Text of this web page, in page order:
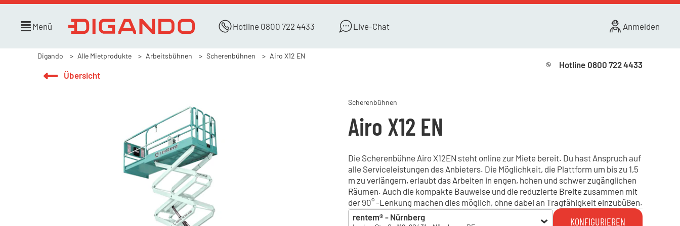
Menü Hotline 0800 722 4433 Live-Chat Anmelden
Digando Alle Mietprodukte Arbeitsbühnen Scherenbühnen Airo X12 EN
Übersicht
Hotline 0800 722 4433
Scherenbühnen
Airo X12 EN
Die Scherenbühne Airo X12EN steht online zur Miete bereit. Du hast Anspruch auf
alle Serviceleistungen des Anbieters. Die Möglichkeit, die Plattform um bis zu 1,5
m zu verlängern, erlaubt das Arbeiten in engen, hohen und schwer zugänglichen
Räumen. Auch die kompakte Bauweise und die reduzierte Breite zusammen mit
der 90° -Lenkung machen dies möglich, ohne dabei an Tragfähigkeit einzubüßen.
rentem® - Nürnberg
KONFIGURIEREN